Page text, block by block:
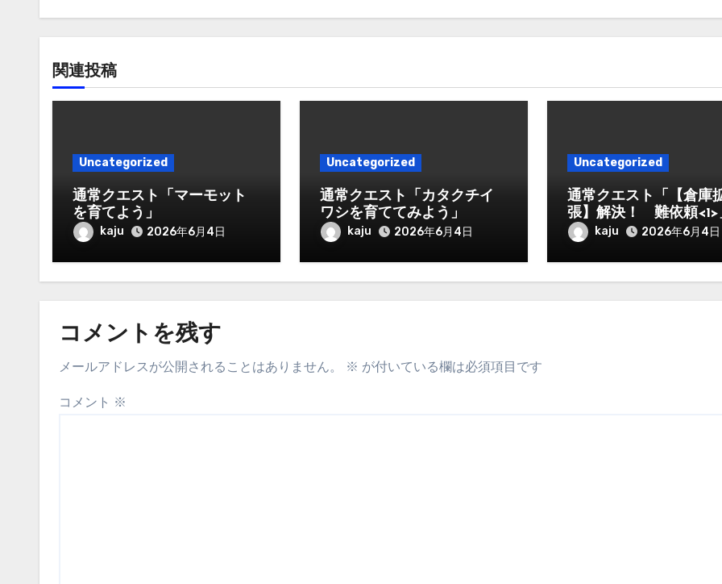
関連投稿
Uncategorized
通常クエスト「マーモット
を育てよう」
kaju 2026年6月4日
Uncategorized
通常クエスト「カタクチイ
ワシを育ててみよう」
kaju 2026年6月4日
Uncategorized
通常クエスト「【倉庫
張】解決！ 難依頼<1>
kaju 2026年6月4日
コメントを残す
メールアドレスが公開されることはありません。 ※ が付いている欄は必須項目です
コメント ※